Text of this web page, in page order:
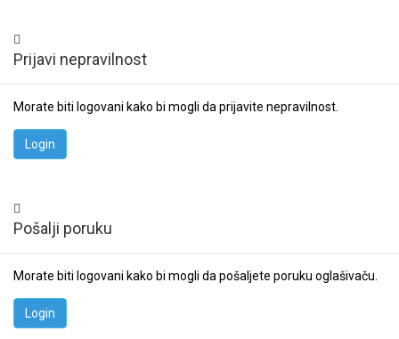
Prijavi nepravilnost
Morate biti logovani kako bi mogli da prijavite nepravilnost.
Pošalji poruku
Morate biti logovani kako bi mogli da pošaljete poruku oglašivaču.